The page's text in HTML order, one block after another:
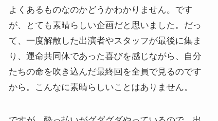
よくあるものなのかどうかわかりません。です
が、とても素晴らしい企画だと思いました。だっ
て、一度解散した出演者やスタッフが最後に集ま
り、運命共同体であった喜びを感じながら、自分
たちの命を吹き込んだ最終回を全員で見るのです
から。こんなに素晴らしいことはありません。